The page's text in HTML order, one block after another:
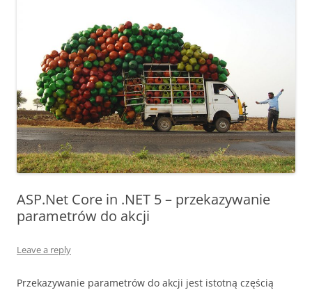
ASP.Net Core in .NET 5 – przekazywanie
parametrów do akcji
Leave a reply
Przekazywanie parametrów do akcji jest istotną częścią